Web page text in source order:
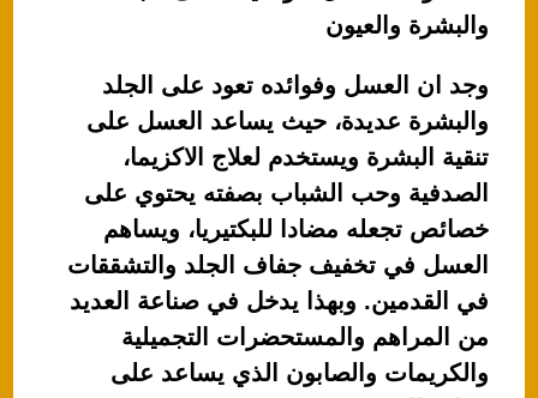
والبشرة والعيون
وجد ان العسل وفوائده تعود على الجلد
والبشرة عديدة، حيث يساعد العسل على
تنقية البشرة ويستخدم لعلاج الاكزيما،
الصدفية وحب الشباب بصفته يحتوي على
خصائص تجعله مضادا للبكتيريا، ويساهم
العسل في تخفيف جفاف الجلد والتشققات
في القدمين. وبهذا يدخل في صناعة العديد
من المراهم والمستحضرات التجميلية
والكريمات والصابون الذي يساعد على